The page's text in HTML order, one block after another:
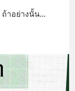
าอย่างนั้น